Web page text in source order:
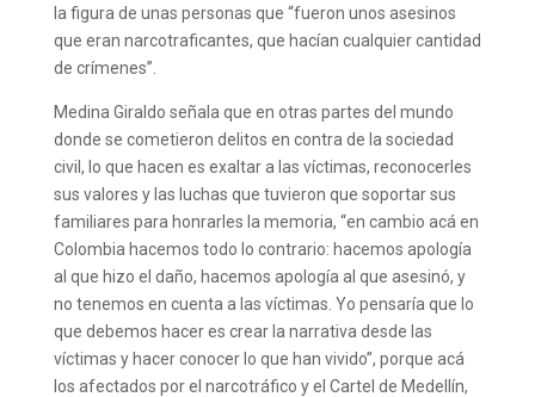
la figura de unas personas que “fueron unos asesinos
que eran narcotraficantes, que hacían cualquier cantidad
de crímenes”.
Medina Giraldo señala que en otras partes del mundo
donde se cometieron delitos en contra de la sociedad
civil, lo que hacen es exaltar a las víctimas, reconocerles
sus valores y las luchas que tuvieron que soportar sus
familiares para honrarles la memoria, “en cambio acá en
Colombia hacemos todo lo contrario: hacemos apología
al que hizo el daño, hacemos apología al que asesinó, y
no tenemos en cuenta a las víctimas. Yo pensaría que lo
que debemos hacer es crear la narrativa desde las
víctimas y hacer conocer lo que han vivido”, porque acá
los afectados por el narcotráfico y el Cartel de Medellín,